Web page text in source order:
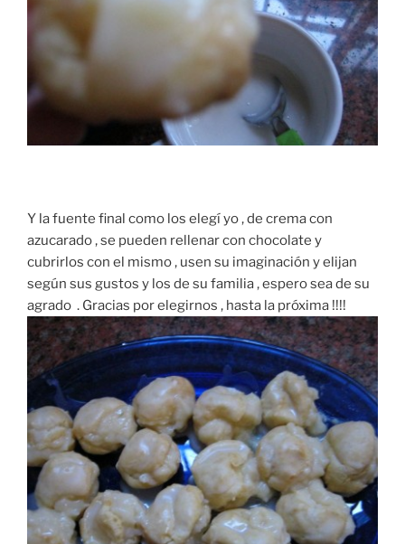
Y la fuente final como los elegí yo , de crema con
azucarado , se pueden rellenar con chocolate y
cubrirlos con el mismo , usen su imaginación y elijan
según sus gustos y los de su familia , espero sea de su
agrado . Gracias por elegirnos , hasta la próxima !!!!